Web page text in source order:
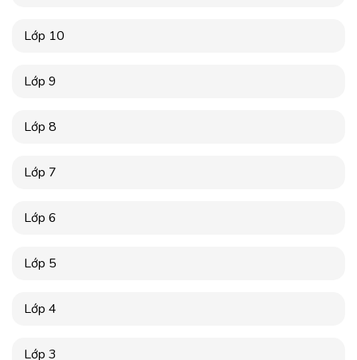
Lớp 10
Lớp 9
Lớp 8
Lớp 7
Lớp 6
Lớp 5
Lớp 4
Lớp 3